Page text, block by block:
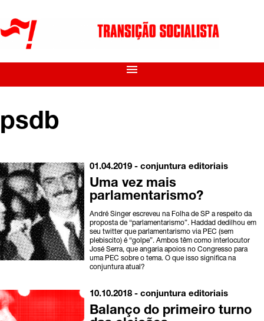
menu
psdb
01.04.2019 -conjuntura editoriais
Uma vez mais
parlamentarismo?
André Singer escreveu na Folha de SP a respeito da
proposta de “parlamentarismo”. Haddad dedilhou em
seu twitter que parlamentarismo via PEC (sem
plebiscito) é “golpe”. Ambos têm como interlocutor
José Serra, que angaria apoios no Congresso para
uma PEC sobre o tema. O que isso significa na
conjuntura atual?
10.10.2018 -conjuntura editoriais
Balanço do primeiro turno